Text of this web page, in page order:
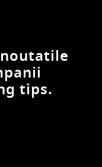
tips.